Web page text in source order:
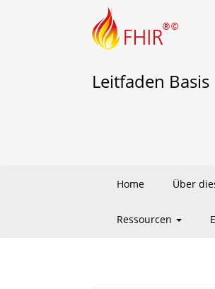
Leitfaden Basis
Home Über
Ressourcen